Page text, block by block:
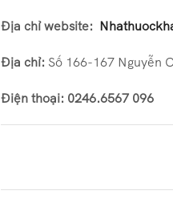
Địa chỉ website:
Địa chỉ: Số 166-167 Nguyễn
Điện thoại: 0246.6567 096